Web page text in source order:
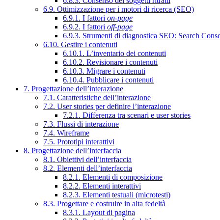
6.9. Ottimizzazione per i motori di ricerca (SEO)
6.9.1. I fattori on-page
6.9.2. I fattori off-page
6.9.3. Strumenti di diagnostica SEO: Search
6.10. Gestire i contenuti
6.10.1. L’inventario dei contenuti
6.10.2. Revisionare i contenuti
6.10.3. Migrare i contenuti
6.10.4. Pubblicare i contenuti
7. Progettazione dell’interazione
7.1. Caratteristiche dell’interazione
7.2. User stories per definire l’interazione
7.2.1. Differenza tra scenari e user stories
7.3. Flussi di interazione
7.4. Wireframe
7.5. Prototipi interattivi
8. Progettazione dell’interfaccia
8.1. Obiettivi dell’interfaccia
8.2. Elementi dell’interfaccia
8.2.1. Elementi di composizione
8.2.2. Elementi interattivi
8.2.3. Elementi testuali (microtesti)
8.3. Progettare e costruire in alta fedeltà
8.3.1. Layout di pagina